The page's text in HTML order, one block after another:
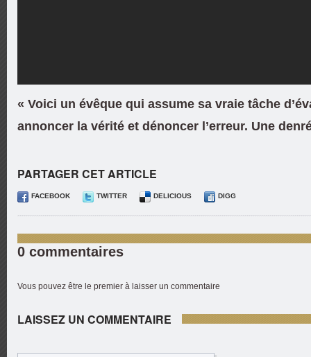
« Voici un évêque qui assume sa vraie tâche
annoncer la vérité et dénoncer l’erreur. Une
PARTAGER CET ARTICLE
FACEBOOK TWITTER DELICIOUS DIGG
0 commentaires
Vous pouvez être le premier à laisser un commentaire
LAISSEZ UN COMMENTAIRE